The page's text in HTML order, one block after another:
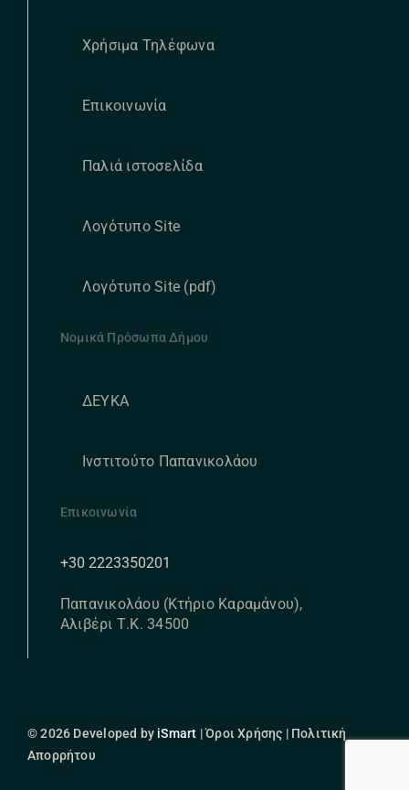
Χρήσιμα Τηλέφωνα
Επικοινωνία
Παλιά ιστοσελίδα
Λογότυπο Site
Λογότυπο Site (pdf)
Νομικά Πρόσωπα Δήμου
ΔΕΥΚΑ
Ινστιτούτο Παπανικολάου
Επικοινωνία
+30 2223350201
Παπανικολάου (Κτήριο Καραμάνου),
Αλιβέρι Τ.Κ. 34500
© 2026 Developed by iSmart | Όροι Χρήσης | Πολιτική
Απορρήτου